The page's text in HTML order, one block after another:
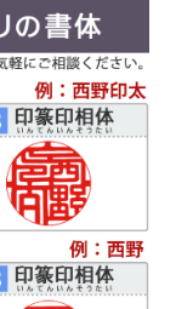
、独自の作風で文
ザインが特徴で
あり上品な印象で
ランスを整え枠内